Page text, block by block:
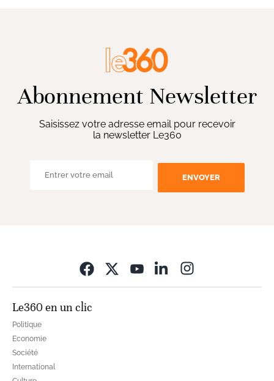
Abonnement Newsletter
Saisissez votre adresse email pour recevoir
la newsletter Le360
ENVOYER
Le360 en un clic
Politique
Economie
Société
International